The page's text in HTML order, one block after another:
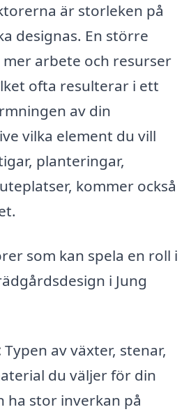
är storleken på
designas. En större
arbete och resurser
ofta resulterar i ett
av din
vilka element du vill
planteringar,
kommer också
som kan spela en roll i
i Jung
Typen av växter, stenar,
du väljer för din
ha stor inverkan på